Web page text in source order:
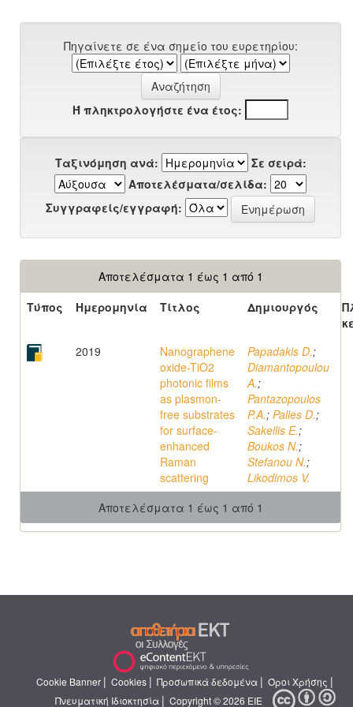
Πηγαίνετε σε ένα σημείο του ευρετηρίου:
Ή πληκτρολογήστε ένα έτος:
Ταξινόμηση ανά:
Σε σειρά:
Αποτελέσματα/σελίδα:
Συγγραφείς/εγγραφή:
Αποτελέσματα 1 έως 1 από 1
Τύπος
Ημερομηνία Τίτλος Δημιουργός
2019
Nanographene
oxide-TiO2
photonic films
as plasmon-
free substrates
for surface-
enhanced
Raman
scattering
Papadakis D.;
Diamantopoulou
A.;
Pantazopoulos
P.A.; Palles D.;
Sakellis E.;
Boukos N.;
Stefanou N.;
Likodimos V.
Αποτελέσματα 1 έως 1 από 1
Cookie Banner | Cookies | Προσωπικά δεδομένα | Όροι Χρήσης |
Πνευματική Ιδιοκτησία | Copyright © 2026 ΕΙΕ